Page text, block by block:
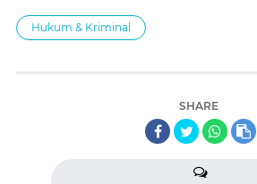
Hukum & Kriminal
SHARE